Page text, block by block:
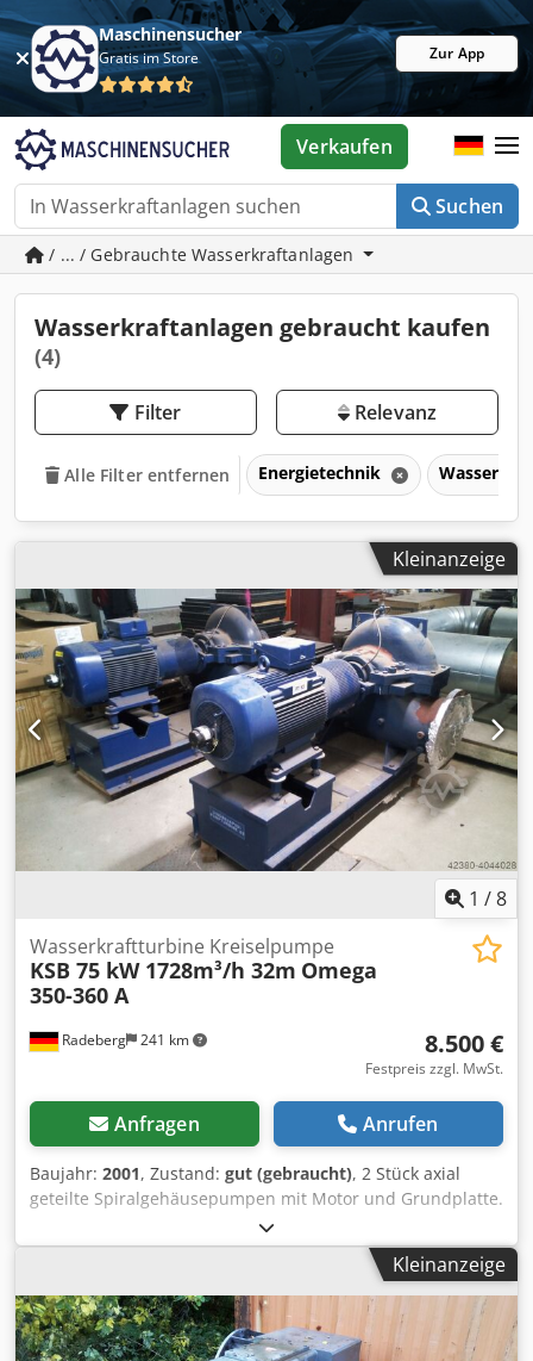
Maschinensucher
Gratis im Store Zur App
Suchen
Verkaufen
/ ... / Gebrauchte Wasserkraftanlagen
Wasserkraftanlagen gebraucht kaufen
(4)
Filter Relevanz
Alle Filter entfernen Energietechnik
Kleinanzeige
1 /8
Radeberg 241 km
Wasserkraftturbine Kreiselpumpe
KSB 75 kW 1728m³/h 32m Omega
350-360 A
8.500 €
Festpreis zzgl. MwSt.
Anfragen Anrufen
Baujahr: 2001, Zustand: gut (gebraucht), 2 Stück axial
geteilte Spiralgehäusepumpen mit Motor und Grundplatte.
Letzte Anwendung als Turbine. !!! Kennfeld als Pumpe und
als Turbine als Bilder !!! Hersteller: KSB Typ: Omega 350-
360 A Förderleistung: 1728 m³/h Förderhöhe: 32 m
Drehzahl: 1450 1/min Baujahr: 2001 Bei Turbinenbetrieb
Motor: VEM G21R 280 S4 Leistung: 75 kW bei circa 20 Meter
Fallhöhe und 1600m³/h Spannung: 400 V Bei
Kleinanzeige